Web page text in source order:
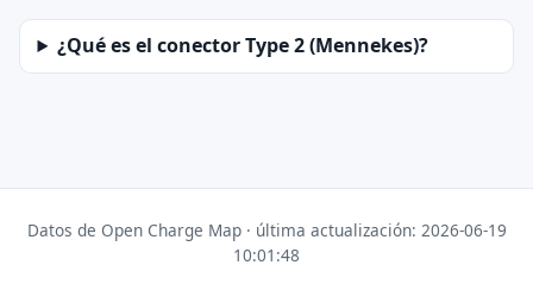
¿Qué es el conector Type 2 (Mennekes)?
Datos de Open Charge Map · última actualización: 2026-06-19
10:01:48